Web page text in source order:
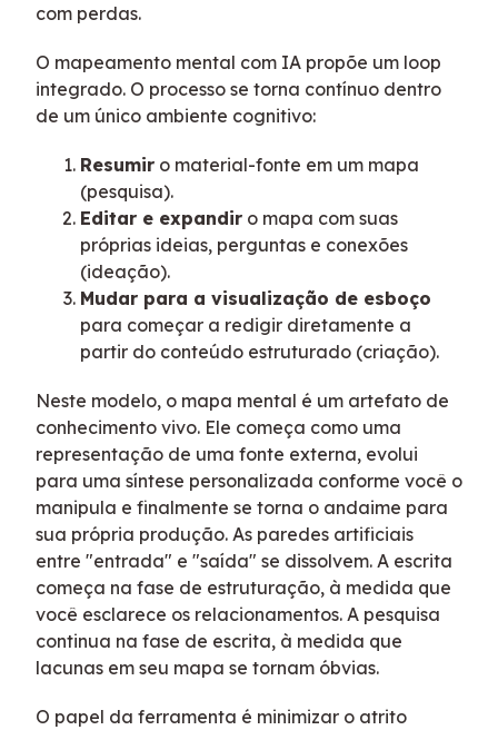
com perdas.
O mapeamento mental com IA propõe um loop
integrado. O processo se torna contínuo dentro
de um único ambiente cognitivo:
Resumir o material-fonte em um mapa
(pesquisa).
Editar e expandir o mapa com suas
próprias ideias, perguntas e conexões
(ideação).
Mudar para a visualização de esboço
para começar a redigir diretamente a
partir do conteúdo estruturado (criação).
Neste modelo, o mapa mental é um artefato de
conhecimento vivo. Ele começa como uma
representação de uma fonte externa, evolui
para uma síntese personalizada conforme você o
manipula e finalmente se torna o andaime para
sua própria produção. As paredes artificiais
entre "entrada" e "saída" se dissolvem. A escrita
começa na fase de estruturação, à medida que
você esclarece os relacionamentos. A pesquisa
continua na fase de escrita, à medida que
lacunas em seu mapa se tornam óbvias.
O papel da ferramenta é minimizar o atrito